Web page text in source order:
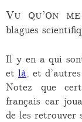
Vu qu’on
blagues
Il y en a qui
et là, et
Notez que
français car
de les retrouver